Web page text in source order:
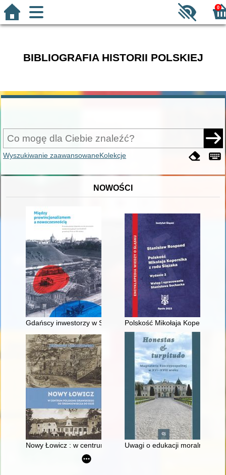
0
BIBLIOGRAFIA HISTORII POLSKIEJ
Wyszukiwanie zaawansowaneKolekcje
NOWOŚCI
Gdańscy inwestorzy w Sopocie : prestiż finansowy i
Polskość Mikołaja Kopernika z
Nowy Łowicz : w centrum poligonu drawskiego od
Uwagi o edukacji moralnej